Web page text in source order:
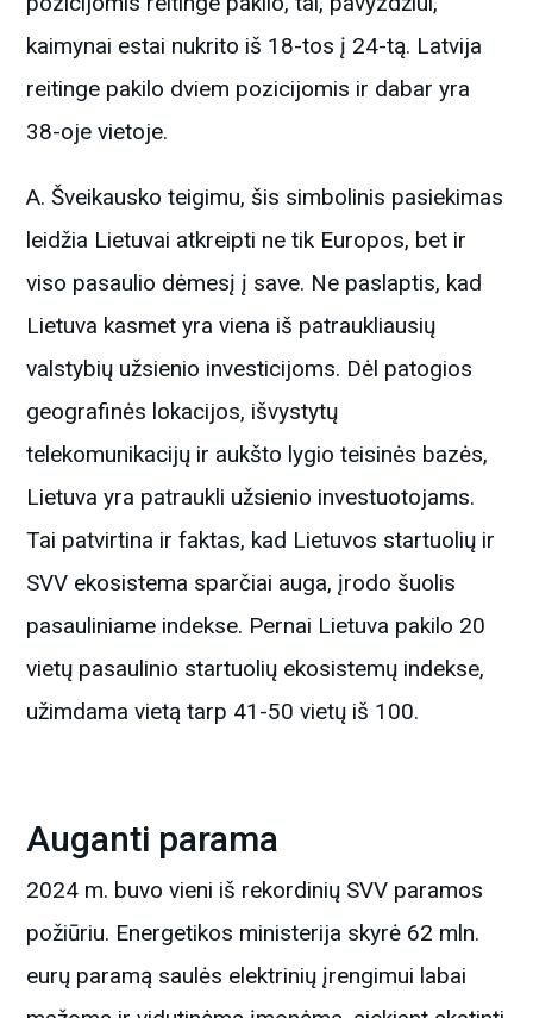
kaimynai estai nukrito iš 18-tos į 24-tą. Latvija
reitinge pakilo dviem pozicijomis ir dabar yra
38-oje vietoje.
A. Šveikausko teigimu, šis simbolinis pasiekimas
leidžia Lietuvai atkreipti ne tik Europos, bet ir
viso pasaulio dėmesį į save. Ne paslaptis, kad
Lietuva kasmet yra viena iš patraukliausių
valstybių užsienio investicijoms. Dėl patogios
geografinės lokacijos, išvystytų
telekomunikacijų ir aukšto lygio teisinės bazės,
Lietuva yra patraukli užsienio investuotojams.
Tai patvirtina ir faktas, kad Lietuvos startuolių ir
SVV ekosistema sparčiai auga, įrodo šuolis
pasauliniame indekse. Pernai Lietuva pakilo 20
vietų pasaulinio startuolių ekosistemų indekse,
užimdama vietą tarp 41-50 vietų iš 100.
Auganti parama
2024 m. buvo vieni iš rekordinių SVV paramos
požiūriu. Energetikos ministerija skyrė 62 mln.
eurų paramą saulės elektrinių įrengimui labai